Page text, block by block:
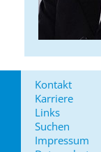
Kontakt
Karriere
Links
Suchen
Impressum